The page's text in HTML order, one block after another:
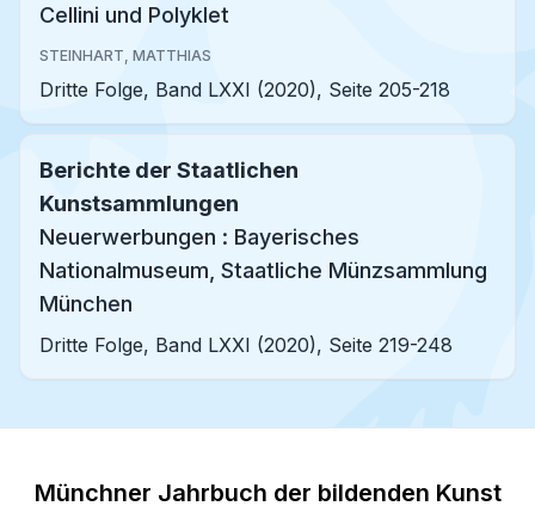
Cellini und Polyklet
STEINHART, MATTHIAS
Dritte Folge, Band LXXI (2020), Seite 205-218
Berichte der Staatlichen
Kunstsammlungen
Neuerwerbungen : Bayerisches
Nationalmuseum, Staatliche Münzsammlung
München
Dritte Folge, Band LXXI (2020), Seite 219-248
Münchner Jahrbuch der bildenden Kunst